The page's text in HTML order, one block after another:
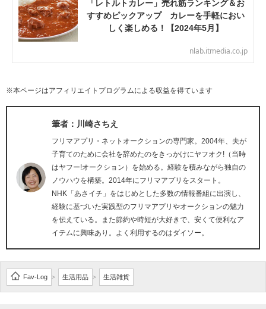
「レトルトカレー」売れ筋ランキング＆お
すすめピックアップ カレーを手軽におい
しく楽しめる！【2024年5月】
nlab.itmedia.co.jp
※本ページはアフィリエイトプログラムによる収益を得ています
筆者：川崎さちえ
フリマアプリ・ネットオークションの専門家。2004年、夫が
子育てのために会社を辞めたのをきっかけにヤフオク!（当時
はヤフー!オークション）を始める。経験を積みながら独自の
ノウハウを構築。2014年にフリマアプリをスタート。
NHK「あさイチ」をはじめとした多数の情報番組に出演し、
経験に基づいた実践型のフリマアプリやオークションの魅力
を伝えている。また節約や時短が大好きで、安くて便利なア
イテムに興味あり。よく利用するのはダイソー。
Fav-Log > 生活用品 > 生活雑貨